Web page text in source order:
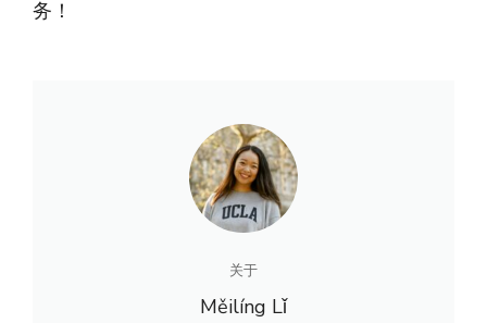
务！
关于
Měilíng Lǐ